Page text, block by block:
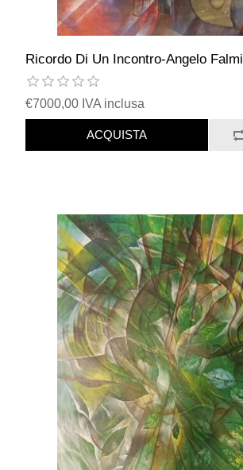
Ricordo Di Un Incontro-Angelo Falmi
€7000,00 IVA inclusa
ACQUISTA